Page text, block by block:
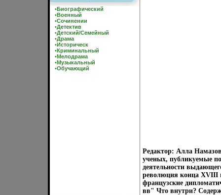
•Биографический
•Военный
•Сочинении
•Детектив
•Детский/Семейный
•Драма
•Историческ
•Криминальный
•Мелодрама
•Музыкальный
•Обучающий
Редактор: Алла
ученых, публикуемые
деятельности
революция конца XVIII
французские
вв" Что внутри?